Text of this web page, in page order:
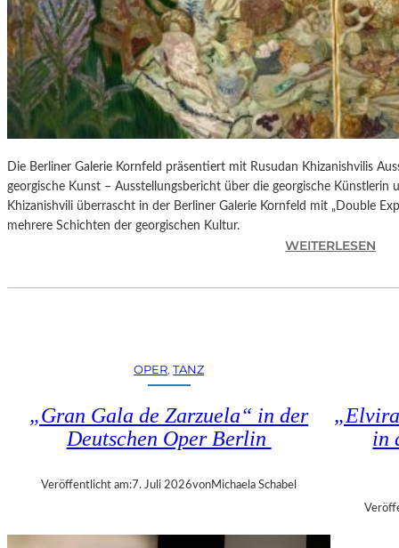
H
E
S
T
E
R
P
I
E
T
R
N
D
T
Die Berliner Galerie Kornfeld präsentiert mit Rusudan Khizanishvilis
georgische Kunst – Ausstellungsbericht über die georgische Künstlerin
Khizanishvili überrascht in der Berliner Galerie Kornfeld mit „Double
mehrere Schichten der georgischen Kultur.
WEITERLESEN
U
H
I
N
OPER, TANZ
„Gran Gala de Zarzuela“ in der
Deutschen Oper Berlin
Veröffentlicht am:7. Juli 2026vonMichaela Schabel
in